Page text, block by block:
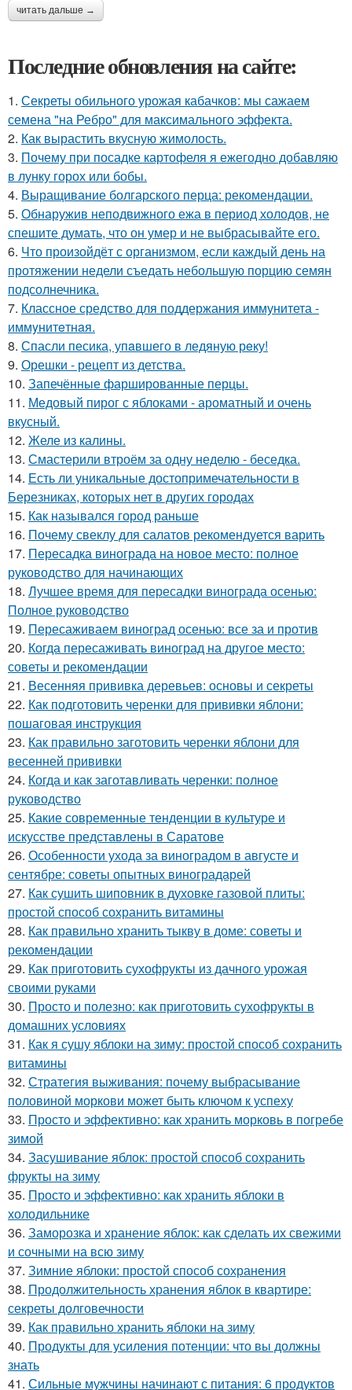
читать дальше →
Последние обновления на сайте:
1. Секреты обильного урожая кабачков: мы сажаем
семена "на Ребро" для максимального эффекта.
2. Как вырастить вкусную жимолость.
3. Почему при посадке картофеля я ежегодно добавляю
в лунку горох или бобы.
4. Выращивание болгарского перца: рекомендации.
5. Обнаружив неподвижного ежа в период холодов, не
спешите думать, что он умер и не выбрасывайте его.
6. Что произойдёт с организмом, если каждый день на
протяжении недели съедать небольшую порцию семян
подсолнечника.
7. Классное средство для поддержания иммунитета -
иммyнитeтнaя.
8. Спасли песика, упaвшего в ледяную рeку!
9. Орешки - рецепт из детства.
10. Запечённые фаршированные перцы.
11. Медовый пирог с яблоками - ароматный и очень
вкусный.
12. Желе из калины.
13. Смастерили втроём за одну неделю - беседка.
14. Есть ли уникальные достопримечательности в
Березниках, которых нет в других городах
15. Как назывался город раньше
16. Почему свеклу для салатов рекомендуется варить
17. Пересадка винограда на новое место: полное
руководство для начинающих
18. Лучшее время для пересадки винограда осенью:
Полное руководство
19. Пересаживаем виноград осенью: все за и против
20. Когда пересаживать виноград на другое место:
советы и рекомендации
21. Весенняя прививка деревьев: основы и секреты
22. Как подготовить черенки для прививки яблони:
пошаговая инструкция
23. Как правильно заготовить черенки яблони для
весенней прививки
24. Когда и как заготавливать черенки: полное
руководство
25. Какие современные тенденции в культуре и
искусстве представлены в Саратове
26. Особенности ухода за виноградом в августе и
сентябре: советы опытных виноградарей
27. Как сушить шиповник в духовке газовой плиты:
простой способ сохранить витамины
28. Как правильно хранить тыкву в доме: советы и
рекомендации
29. Как приготовить сухофрукты из дачного урожая
своими руками
30. Просто и полезно: как приготовить сухофрукты в
домашних условиях
31. Как я сушу яблоки на зиму: простой способ сохранить
витамины
32. Стратегия выживания: почему выбрасывание
половиной моркови может быть ключом к успеху
33. Просто и эффективно: как хранить морковь в погребе
зимой
34. Засушивание яблок: простой способ сохранить
фрукты на зиму
35. Просто и эффективно: как хранить яблоки в
холодильнике
36. Заморозка и хранение яблок: как сделать их свежими
и сочными на всю зиму
37. Зимние яблоки: простой способ сохранения
38. Продолжительность хранения яблок в квартире:
секреты долговечности
39. Как правильно хранить яблоки на зиму
40. Продукты для усиления потенции: что вы должны
знать
41. Сильные мужчины начинают с питания: 6 продуктов